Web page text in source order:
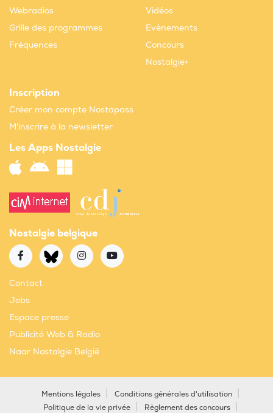
Webradios
Grille des programmes
Fréquences
Vidéos
Evènements
Concours
Nostalgie+
Inscription
Créer mon compte Nostapass
M'inscrire à la newsletter
Les Apps Nostalgie
Nostalgie belgique
Contact
Jobs
Espace presse
Publicité Web & Radio
Naar Nostalgie België
Mentions légales
Conditions générales d'utilisation
Politique de la vie privée
Règlement des concours